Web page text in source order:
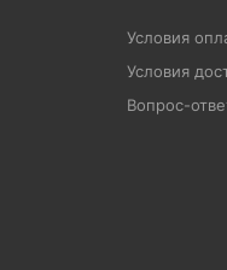
Условия
Условия
Вопрос-